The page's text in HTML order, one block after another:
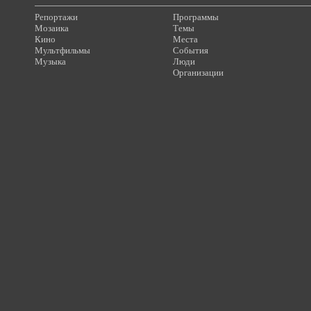
Репортажи
Мозаика
Кино
Мультфильмы
Музыка
Программы
Темы
Места
События
Люди
Организации